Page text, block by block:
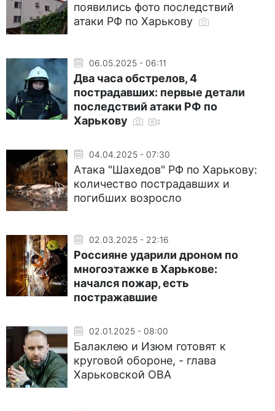
появились фото последствий
атаки РФ по Харькову
06.05.2025 - 06:11
Два часа обстрелов, 4
пострадавших: первые детали
последствий атаки РФ по
Харькову
04.04.2025 - 07:30
Атака "Шахедов" РФ по Харькову:
количество пострадавших и
погибших возросло
02.03.2025 - 22:16
Россияне ударили дроном по
многоэтажке в Харькове:
начался пожар, есть
постражавшие
02.01.2025 - 08:00
Балаклею и Изюм готовят к
круговой обороне, - глава
Харьковской ОВА